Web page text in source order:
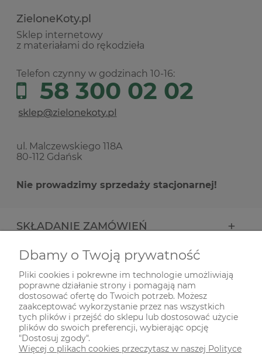
ZieloneKoty.pl
Sklep internetowy
z materiałami do rękodzieła
Telefon czynny w godzinach 10-16:
58 300 02 02
ul. Malczewskiego 118A
80-112 Gdańsk
Nie prowadzimy sprzedaży stacjonarnej!
SKŁADANIE ZAMÓWIEŃ
INFORMACJE
ODWIEDŹ NAS NA
Dbamy o Twoją prywatność
Pliki cookies i pokrewne im technologie umożliwiają
poprawne działanie strony i pomagają nam
dostosować ofertę do Twoich potrzeb. Możesz
zaakceptować wykorzystanie przez nas wszystkich
tych plików i przejść do sklepu lub dostosować użycie
plików do swoich preferencji, wybierając opcję
"Dostosuj zgody".
Więcej o plikach cookies przeczytasz w naszej Polityce